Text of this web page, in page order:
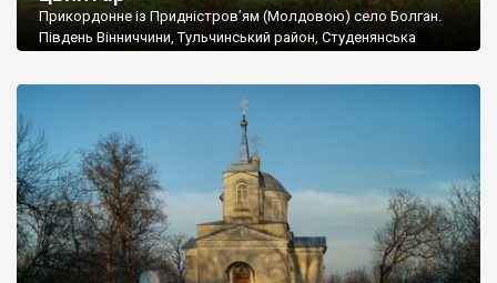
Прикордонне із Придністров’ям (Молдовою) село Болган.
Південь Вінниччини, Тульчинський район, Студенянська
старовинний цвинтар із кам’яними хрестами. Всі епітафії, які
збереглися, написані кирилицею, церковнослов’янською
мовою. За всіма традиційними ознаками – цвинтар
український. Хрести датуються 19 століттям. У 1924-1940
роках Болган […]